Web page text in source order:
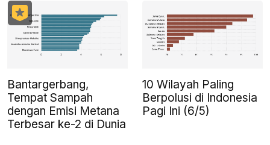
Bantargerbang,
Tempat Sampah
dengan Emisi Metana
Terbesar ke-2 di Dunia
10 Wilayah Paling
Berpolusi di Indonesia
Pagi Ini (6/5)